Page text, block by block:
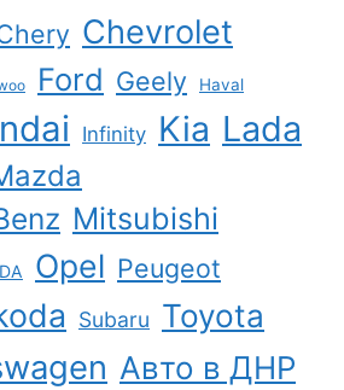
Chevrolet
Ford Geely Haval
Infinity Kia Lada
Mitsubishi
Opel Peugeot
Subaru Toyota
Авто в ДНР